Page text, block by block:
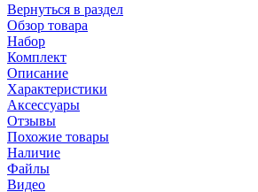
Вернуться в раздел
Обзор товара
Набор
Комплект
Описание
Характеристики
Аксессуары
Отзывы
Похожие товары
Наличие
Файлы
Видео